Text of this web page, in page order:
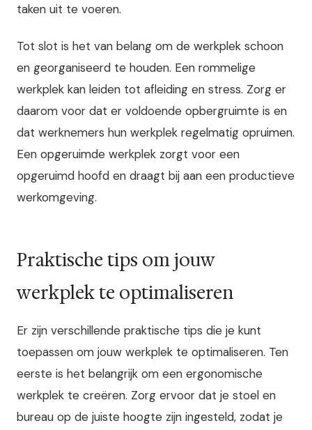
taken uit te voeren.
Tot slot is het van belang om de werkplek schoon
en georganiseerd te houden. Een rommelige
werkplek kan leiden tot afleiding en stress. Zorg er
daarom voor dat er voldoende opbergruimte is en
dat werknemers hun werkplek regelmatig opruimen.
Een opgeruimde werkplek zorgt voor een
opgeruimd hoofd en draagt bij aan een productieve
werkomgeving.
Praktische tips om jouw
werkplek te optimaliseren
Er zijn verschillende praktische tips die je kunt
toepassen om jouw werkplek te optimaliseren. Ten
eerste is het belangrijk om een ergonomische
werkplek te creëren. Zorg ervoor dat je stoel en
bureau op de juiste hoogte zijn ingesteld, zodat je